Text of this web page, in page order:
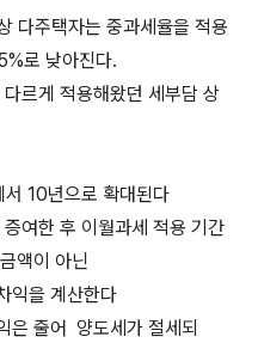
다주택자는 중과세율을 적용
로 낮아진다.
르게 적용해왔던 세부담 상
10년으로 확대된다
여한 후 이월과세 적용 기간
액이 아닌
익을 계산한다
은 줄어 양도세가 절세되